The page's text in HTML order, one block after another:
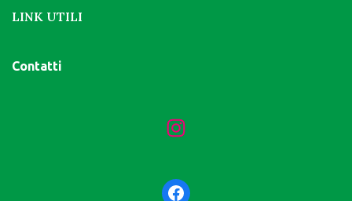
LINK UTILI
Contatti